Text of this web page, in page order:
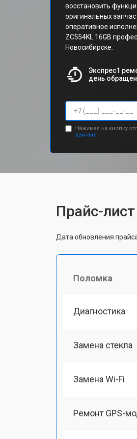
восстановить
оригинальных
оперативное
ZC554KL 16GB
Новосибирске.
Экспрес1
день
Нажимая на кнопку
данных.
Прайс-
Дата обновления
Поломка
Диагностика
Замена стекла
Замена Wi-Fi
Ремонт GPS-